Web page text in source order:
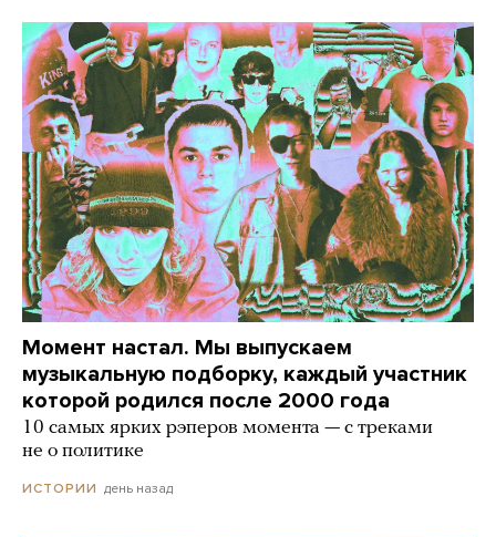
Момент настал. Мы выпускаем
музыкальную подборку, каждый участник
которой родился после 2000 года
10 самых ярких рэперов момента — с треками
не о политике
ИСТОРИИ день назад